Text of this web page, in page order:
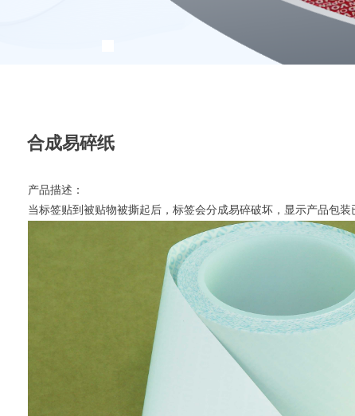
合成易碎纸
产品描述：
当标签贴到被贴物被撕起后，标签会分成易碎破坏，显示产品包装